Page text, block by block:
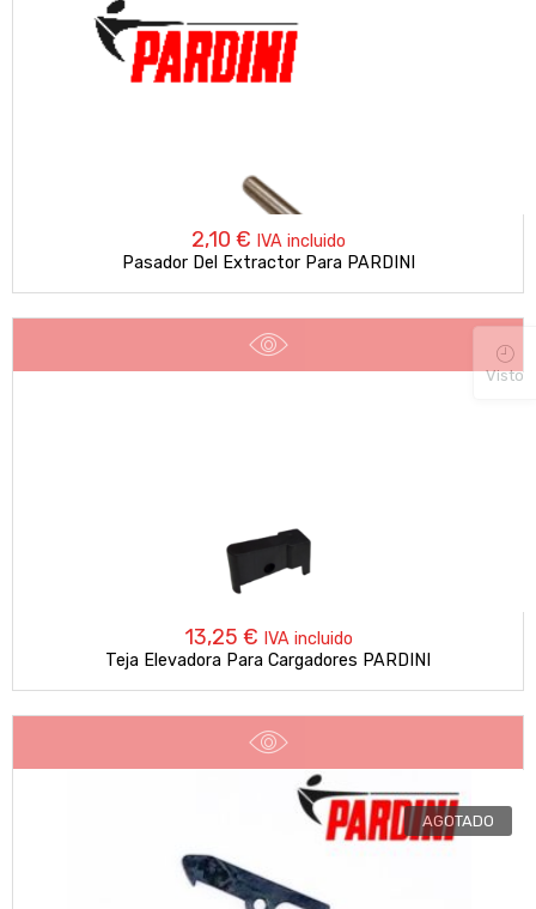
2,10 € IVA incluido
Pasador Del Extractor Para PARDINI
13,25 € IVA incluido
Teja Elevadora Para Cargadores PARDINI
AGOTADO
Visto